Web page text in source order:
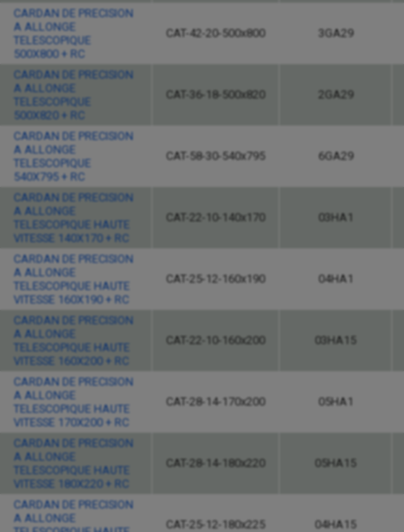
CARDAN DE PRECISION
A ALLONGE
TELESCOPIQUE
500X800 + RC
CAT-42-20-500x800 3GA29
CARDAN DE PRECISION
A ALLONGE
TELESCOPIQUE
500X820 + RC
CAT-36-18-500x820 2GA29
CARDAN DE PRECISION
A ALLONGE
TELESCOPIQUE
540X795 + RC
CAT-58-30-540x795 6GA29
CARDAN DE PRECISION
A ALLONGE
TELESCOPIQUE HAUTE
VITESSE 140X170 + RC
CAT-22-10-140x170 03HA1
CARDAN DE PRECISION
A ALLONGE
TELESCOPIQUE HAUTE
VITESSE 160X190 + RC
CAT-25-12-160x190 04HA1
CARDAN DE PRECISION
A ALLONGE
TELESCOPIQUE HAUTE
VITESSE 160X200 + RC
CAT-22-10-160x200 03HA15
CARDAN DE PRECISION
A ALLONGE
TELESCOPIQUE HAUTE
VITESSE 170X200 + RC
CAT-28-14-170x200 05HA1
CARDAN DE PRECISION
A ALLONGE
TELESCOPIQUE HAUTE
VITESSE 180X220 + RC
CAT-28-14-180x220 05HA15
CARDAN DE PRECISION
A ALLONGE
CAT-25-12-180x225 04HA15